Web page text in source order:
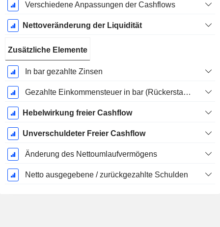
Verschiedene Anpassungen der Cashflows
Nettoveränderung der Liquidität
Zusätzliche Elemente
In bar gezahlte Zinsen
Gezahlte Einkommensteuer in bar (Rückerstattung)
Hebelwirkung freier Cashflow
Unverschuldeter Freier Cashflow
Änderung des Nettoumlaufvermögens
Netto ausgegebene / zurückgezahlte Schulden